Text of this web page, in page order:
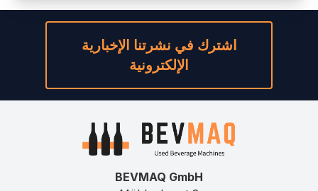
اشترك في نشرتنا الإخبارية
الإلكترونية
BEVMAQ GmbH